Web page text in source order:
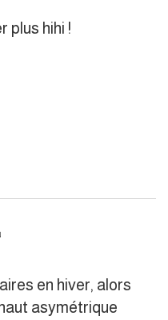
plus hihi !
en hiver, alors
asymétrique